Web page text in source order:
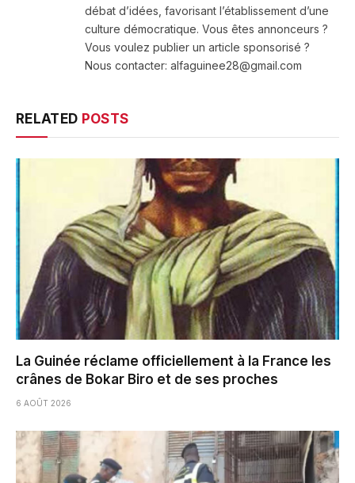
débat d’idées, favorisant l’établissement d’une
culture démocratique. Vous êtes annonceurs ?
Vous voulez publier un article sponsorisé ?
Nous contacter: alfaguinee28@gmail.com
RELATED POSTS
La Guinée réclame officiellement à la France les
crânes de Bokar Biro et de ses proches
6 AOÛT 2026